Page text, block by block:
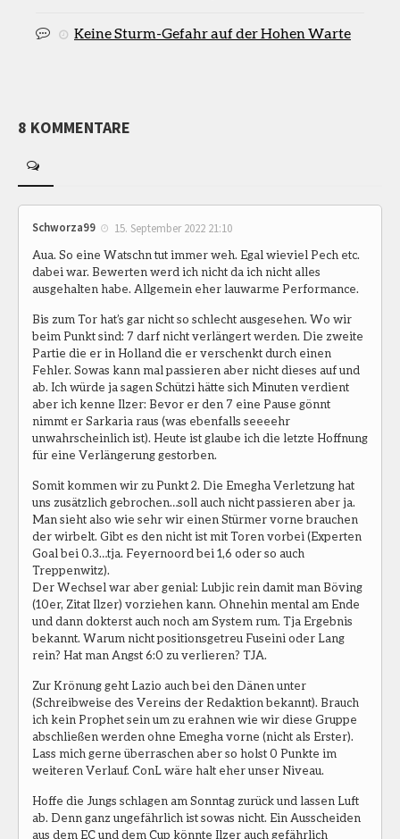
Keine Sturm-Gefahr auf der Hohen Warte
8 KOMMENTARE
Schworza99 15. September 2022 21:10
Aua. So eine Watschn tut immer weh. Egal wieviel Pech etc.
dabei war. Bewerten werd ich nicht da ich nicht alles
ausgehalten habe. Allgemein eher lauwarme Performance.
Bis zum Tor hat’s gar nicht so schlecht ausgesehen. Wo wir
beim Punkt sind: 7 darf nicht verlängert werden. Die zweite
Partie die er in Holland die er verschenkt durch einen
Fehler. Sowas kann mal passieren aber nicht dieses auf und
ab. Ich würde ja sagen Schützi hätte sich Minuten verdient
aber ich kenne Ilzer: Bevor er den 7 eine Pause gönnt
nimmt er Sarkaria raus (was ebenfalls seeeehr
unwahrscheinlich ist). Heute ist glaube ich die letzte Hoffnung
für eine Verlängerung gestorben.
Somit kommen wir zu Punkt 2. Die Emegha Verletzung hat
uns zusätzlich gebrochen…soll auch nicht passieren aber ja.
Man sieht also wie sehr wir einen Stürmer vorne brauchen
der wirbelt. Gibt es den nicht ist mit Toren vorbei (Experten
Goal bei 0.3…tja. Feyernoord bei 1,6 oder so auch
Treppenwitz).
Der Wechsel war aber genial: Lubjic rein damit man Böving
(10er, Zitat Ilzer) vorziehen kann. Ohnehin mental am Ende
und dann dokterst auch noch am System rum. Tja Ergebnis
bekannt. Warum nicht positionsgetreu Fuseini oder Lang
rein? Hat man Angst 6:0 zu verlieren? TJA.
Zur Krönung geht Lazio auch bei den Dänen unter
(Schreibweise des Vereins der Redaktion bekannt). Brauch
ich kein Prophet sein um zu erahnen wie wir diese Gruppe
abschließen werden ohne Emegha vorne (nicht als Erster).
Lass mich gerne überraschen aber so holst 0 Punkte im
weiteren Verlauf. ConL wäre halt eher unser Niveau.
Hoffe die Jungs schlagen am Sonntag zurück und lassen Luft
ab. Denn ganz ungefährlich ist sowas nicht. Ein Ausscheiden
aus dem EC und dem Cup könnte Ilzer auch gefährlich